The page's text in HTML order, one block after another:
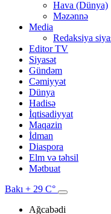
Hava (Dünya)
Məzənnə
Media
Redaksiya
Editor TV
Siyasət
Gündəm
Cəmiyyət
Dünya
Hadisə
İqtisadiyyat
Maqazin
İdman
Diaspora
Elm və təhsil
Mətbuat
Bakı + 29 C°
Ağcabədi